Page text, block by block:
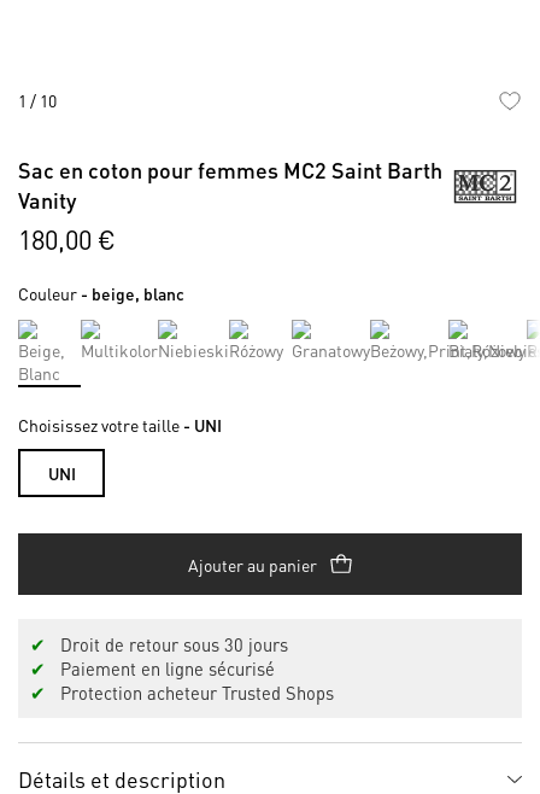
1 / 10
the
beginning
gallery
Sac en coton pour femmes MC2 Saint Barth
Vanity
180,00 €
Couleur - beige, blanc
Choisissez votre taille - UNI
UNI
Ajouter au panier
✔
Droit de retour sous 30 jours
✔
Paiement en ligne sécurisé
✔
Protection acheteur Trusted Shops
Détails et description